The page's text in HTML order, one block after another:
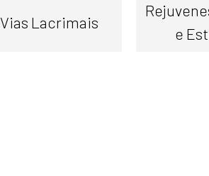
Vias Lacrimais
e